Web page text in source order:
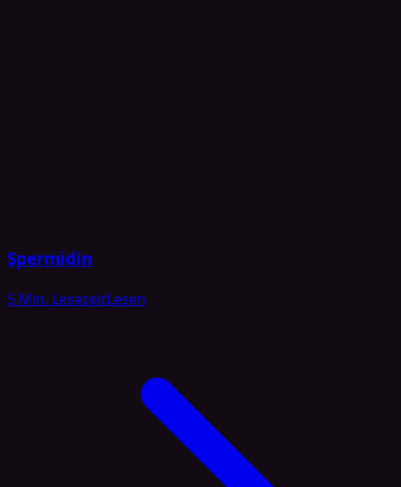
Spermidin
5 Min. LesezeitLesen